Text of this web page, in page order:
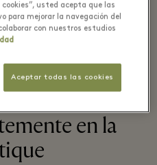
de existencia.
en la
usted acepta que las
para mejorar la navegación del
con nuestros estudios
Aceptar todas las cookies